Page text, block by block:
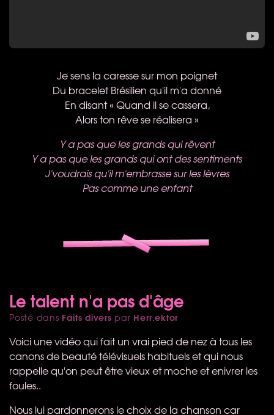
Je sens la caresse sur mon poignet
Du bracelet Brésilien qu'il m'a donné
En disant « Quand il se cassera,
Alors ton rêve se réalisera »
Y a pas que les grands qui rêvent
Y a pas que les grands qui ont des sentiments
J'voudrais qu'il m'embrasse sur les lèvres
Pas comme une enfant
Le talent n'a pas d'âge
Posté dans Faits divers par Herr.ektor
Voici une vidéo qui fait un vrai pied de nez à tous les
canons de beauté télévisuels habituels et qui nous
rappelle qu'on peut être vieux et moche et enivrer les
foules..
Nous lui pardonnerons le choix de la chanson car